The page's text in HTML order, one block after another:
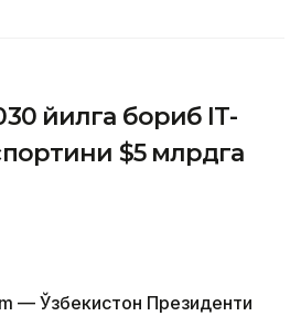
йилга бориб IT-
$5 млрдга
— Ўзбекистон Президенти